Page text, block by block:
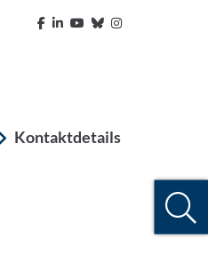
Kontaktdetails